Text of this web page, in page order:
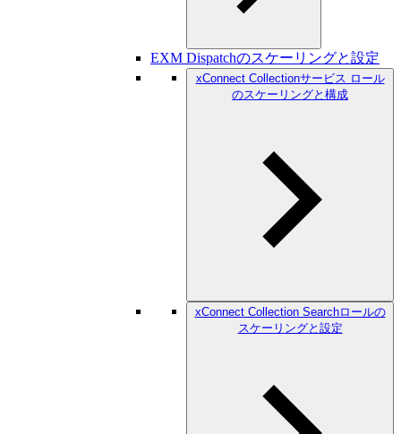
EXM Dispatchのスケーリングと設定
xConnect Collectionサービス ロール
のスケーリングと構成
xConnect Collection Searchロールの
スケーリングと設定